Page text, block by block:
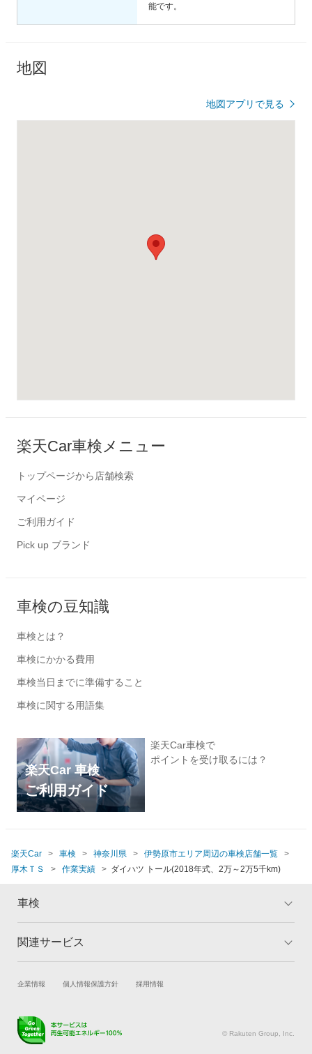
能です。
地図
地図アプリで見る
楽天Car車検メニュー
トップページから店舗検索
マイページ
ご利用ガイド
Pick up ブランド
車検の豆知識
車検とは？
車検にかかる費用
車検当日までに準備すること
車検に関する用語集
楽天Car 車検
ご利用ガイド
楽天Car車検で
ポイントを受け取るには？
楽天Car 車検 神奈川県
伊勢原市エリア周辺の車検店舗一覧
厚木ＴＳ
作業実績 ダイハツ トール(2018年式、2万～2万5千km)
車検
トップ
車検の基礎知識 キャンペーン一覧
関連サービス
試乗・商談 新車購入
キズ修理予約
メンテナンス管理
企業情報 個人情報保護方針 採用情報
© Rakuten Group, Inc.